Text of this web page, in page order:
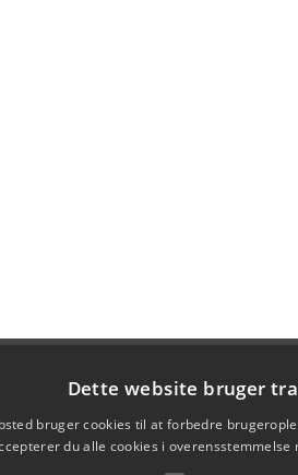
Dette website bruger
bruger cookies til at forbedre
du alle cookies i overensstemmelse